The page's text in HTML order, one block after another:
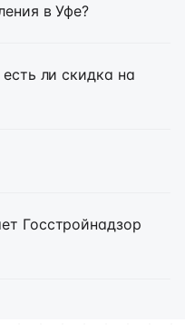
в Уфе?
ли скидка на
Госстройнадзор